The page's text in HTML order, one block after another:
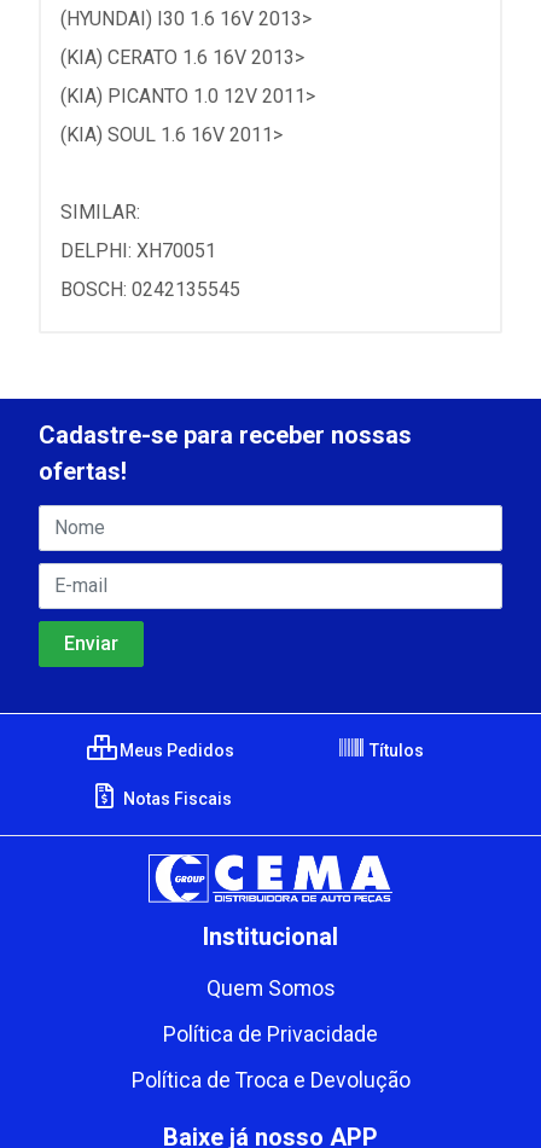
(HYUNDAI) I30 1.6 16V 2013>
(KIA) CERATO 1.6 16V 2013>
(KIA) PICANTO 1.0 12V 2011>
(KIA) SOUL 1.6 16V 2011>
SIMILAR:
DELPHI: XH70051
BOSCH: 0242135545
Cadastre-se para receber nossas
ofertas!
Meus Pedidos Títulos
Notas Fiscais
Institucional
Quem Somos
Política de Privacidade
Política de Troca e Devolução
Baixe já nosso APP